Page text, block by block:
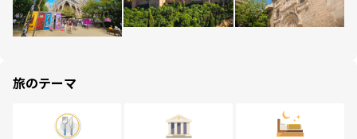
旅のテーマ